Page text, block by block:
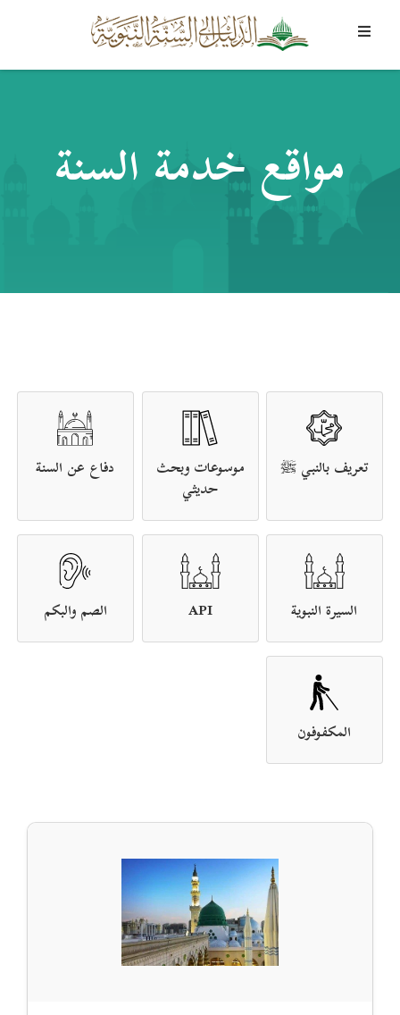
مواقع خدمة السنة
تعريف بالنبي ﷺ
موسوعات وبحث
حديثي
دفاع عن السنة
السيرة النبوية API الصم والبكم
المكفوفون